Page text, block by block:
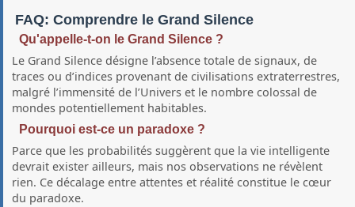
FAQ: Comprendre le Grand Silence
Qu'appelle‑t‑on le Grand Silence ?
Le Grand Silence désigne l’absence totale de signaux, de
traces ou d’indices provenant de civilisations extraterrestres,
malgré l’immensité de l’Univers et le nombre colossal de
mondes potentiellement habitables.
Pourquoi est‑ce un paradoxe ?
Parce que les probabilités suggèrent que la vie intelligente
devrait exister ailleurs, mais nos observations ne révèlent
rien. Ce décalage entre attentes et réalité constitue le cœur
du paradoxe.